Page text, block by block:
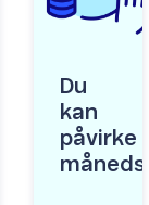
Du
kan
påvirke